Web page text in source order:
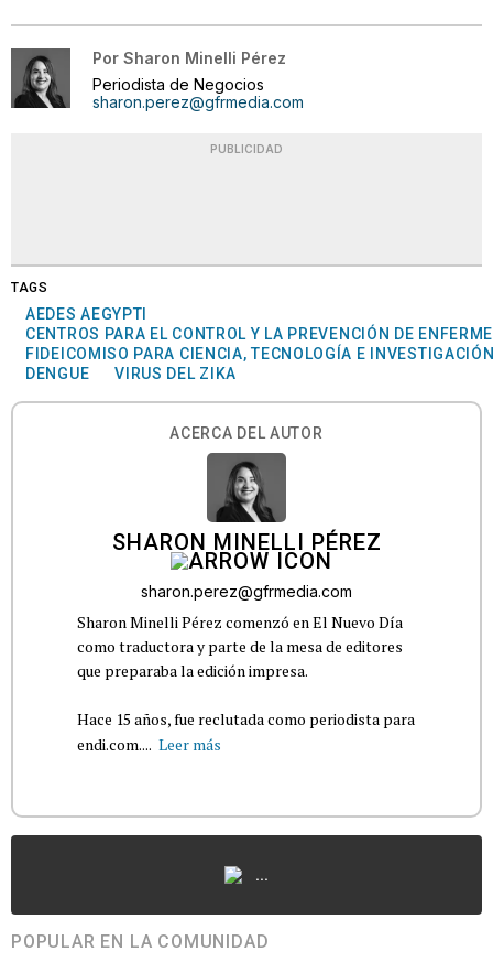
Por Sharon Minelli Pérez
Periodista de Negocios
sharon.perez@gfrmedia.com
PUBLICIDAD
TAGS
AEDES AEGYPTI
CENTROS PARA EL CONTROL Y LA PREVENCIÓN DE
FIDEICOMISO PARA CIENCIA, TECNOLOGÍA E
DENGUE
VIRUS DEL ZIKA
ACERCA DEL AUTOR
SHARON MINELLI PÉREZ
sharon.perez@gfrmedia.com
Sharon Minelli Pérez comenzó en El Nuevo Día
como traductora y parte de la mesa de editores
que preparaba la edición impresa.
Hace 15 años, fue reclutada como periodista para
endi.com.... Leer más
...
POPULAR EN LA COMUNIDAD